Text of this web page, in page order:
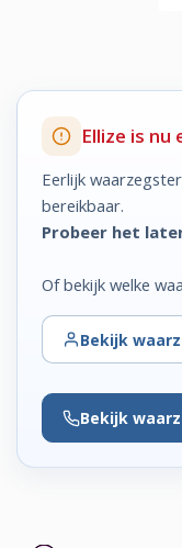
Ellize is nu
Eerlijk
bereikbaar.
Probeer het
Of bekijk welke
Bekijk
Bekijk